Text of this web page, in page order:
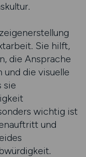
Sie hilft,
die Ansprache
und die visuelle
sie
wichtig ist
und